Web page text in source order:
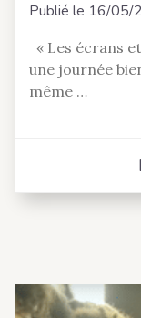
Publié le 16/05/
« Les écrans
une journée
même …